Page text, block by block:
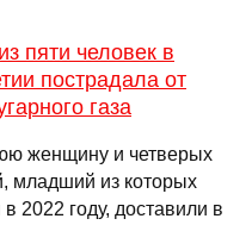
пяти человек в
пострадала от
газа
женщину и четверых
младший из которых
2022 году, доставили в